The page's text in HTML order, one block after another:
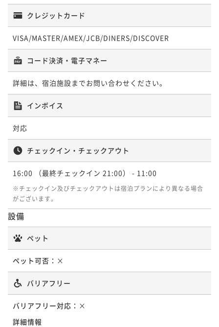
クレジットカード
VISA/MASTER/AMEX/JCB/DINERS/DISCOVER
コード決済・電子マネー
詳細は、宿泊施設までお問い合わせください。
インボイス
対応
チェックイン・チェックアウト
16:00 （最終チェックイン 21:00） - 11:00
※チェックイン及びチェックアウトは宿泊プランにより異なる場合
がございます。
設備
ペット
ペット可否： ×
バリアフリー
バリアフリー対応： ×
詳細情報